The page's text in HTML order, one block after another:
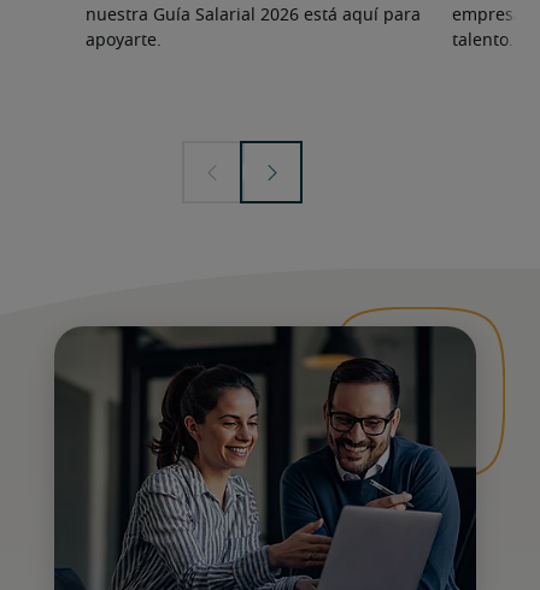
nuestra Guía Salarial 2026 está aquí para
apoyarte.
empresa
talento.